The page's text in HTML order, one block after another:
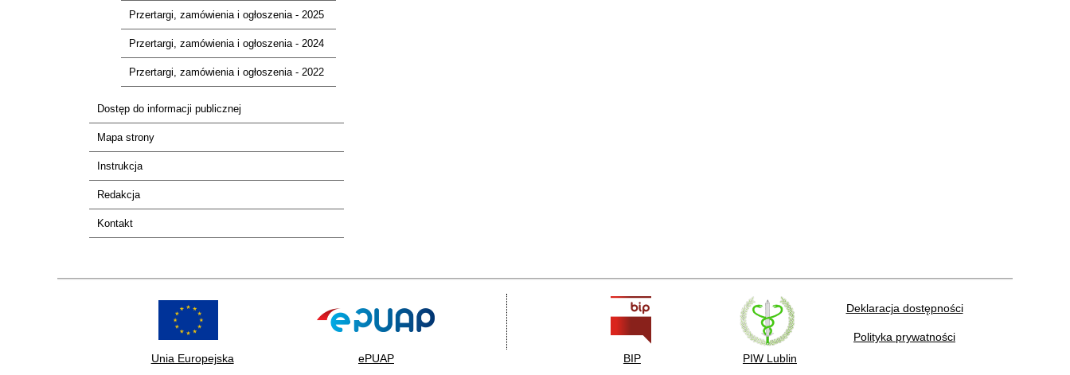
Przertargi, zamówienia i ogłoszenia - 2025
Przertargi, zamówienia i ogłoszenia - 2024
Przertargi, zamówienia i ogłoszenia - 2022
Dostęp do informacji publicznej
Mapa strony
Instrukcja
Redakcja
Kontakt
Unia Europejska ePUAP BIP PIW Lublin
Deklaracja dostępności
Polityka prywatności